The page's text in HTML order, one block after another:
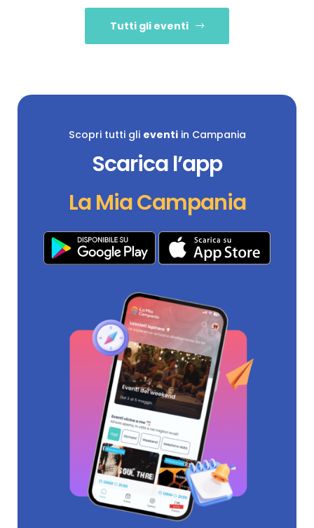
Tutti gli eventi
Scopri tutti gli eventiin Campania
Scarica l’app
La Mia Campania